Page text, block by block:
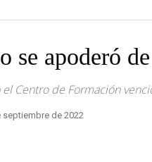
se apoderó
Centro de Formación
septiembre de 2022